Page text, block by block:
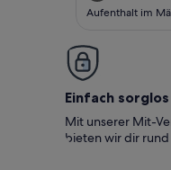
Aufenthalt im
Einfach sorglos
Mit unserer Mit-
bieten wir dir